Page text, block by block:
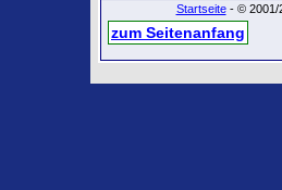
Startseite- © 2001/
zum Seitenanfang